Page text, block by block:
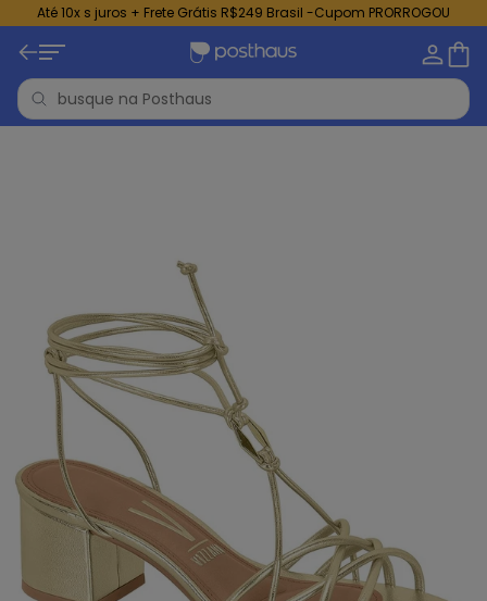
Até 10x s juros + Frete Grátis R$249 Brasil -Cupom PRORROGOU